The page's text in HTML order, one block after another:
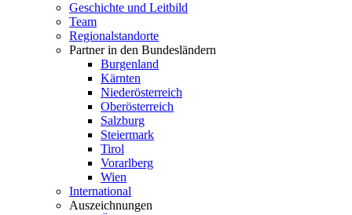
Geschichte und Leitbild
Team
Regionalstandorte
Partner in den Bundesländern
Burgenland
Kärnten
Niederösterreich
Oberösterreich
Salzburg
Steiermark
Tirol
Vorarlberg
Wien
International
Auszeichnungen